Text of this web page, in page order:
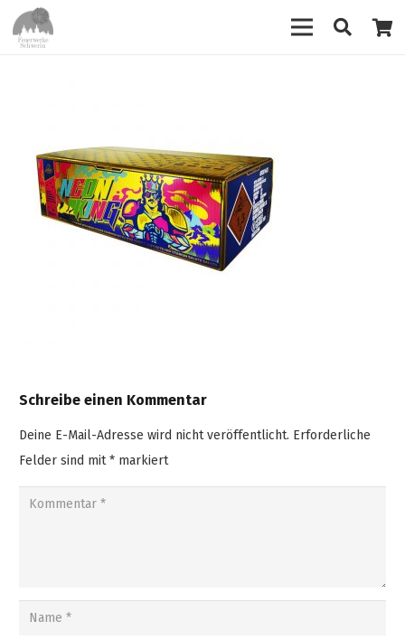
Schreibe einen Kommentar
Deine E-Mail-Adresse wird nicht veröffentlicht. Erforderliche
Felder sind mit* markiert